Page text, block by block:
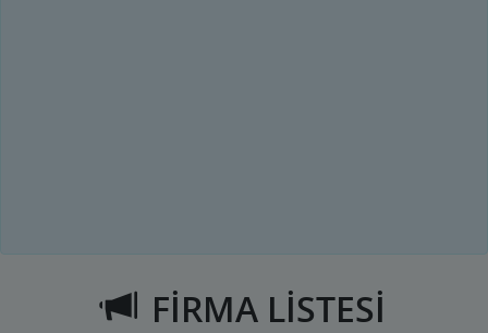
FİRMA LİSTESİ